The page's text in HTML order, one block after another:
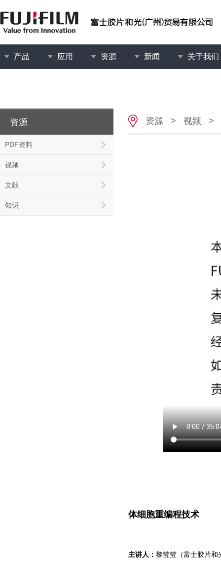
产品 应用 资源 新闻 关于我们
资源
PDF资料
视频
文献
知识
资源 > 视频 >
体细胞重编程技术
主讲人： 黎莹莹（富士胶片和